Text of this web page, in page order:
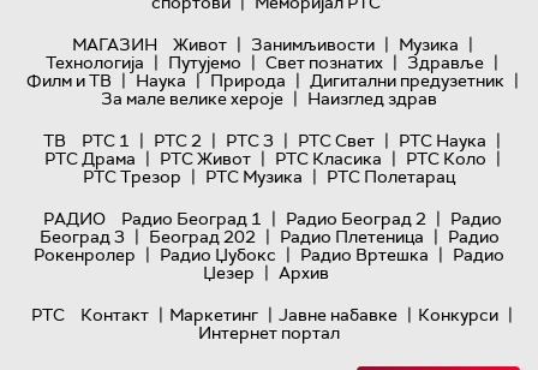
МАГАЗИН
Живот | Занимљивости | Музика |
Технологијa | Путујемо | Свет познатих | Здравље |
Филм и ТВ | Наука | Природа | Дигитални предузетник |
За мале велике хероје | Наизглед здрав
ТВ
РТС 1 | РТС 2 | РТС 3 | РТС Свет | РТС Наука |
РТС Драма | РТС Живот | РТС Класика | РТС Коло |
РТС Трезор | РТС Музика | РТС Полетарац
РАДИО
Радио Београд 1 | Радио Београд 2 | Радио
Београд 3 | Београд 202 | Радио Плетеница | Радио
Рокенролер | Радио Џубокс | Радио Вртешка | Радио
Џезер | Архив
РТС
Контакт | Маркетинг | Јавне набавке | Конкурси |
Интернет портал